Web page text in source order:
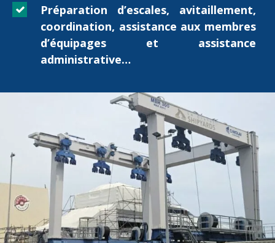
Préparation d’escales, avitaillement,
coordination, assistance aux membres
d’équipages et assistance
administrative…